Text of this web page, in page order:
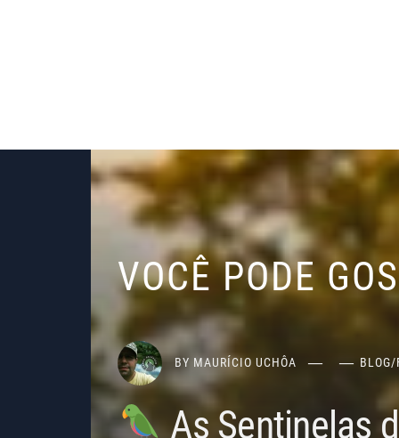
VOCÊ PODE
BY MAURÍCIO UCHÔA BLOG/
As Sentinelas